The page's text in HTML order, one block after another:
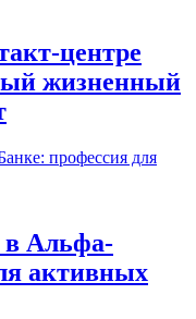
центре
жизненный
Альфа-
активных